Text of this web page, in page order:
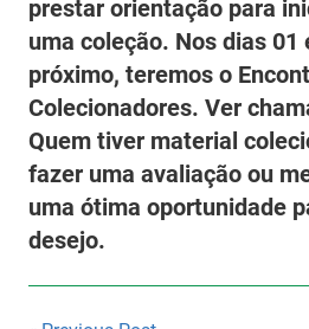
prestar orientação para
uma coleção. Nos dias 01
próximo, teremos o
Colecionadores. Ver
Quem tiver material
fazer uma avaliação ou
uma ótima oportunidade
desejo.